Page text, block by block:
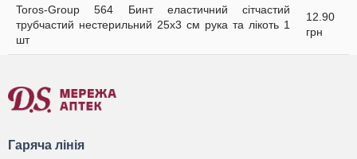
Toros-Group 564 Бинт еластичний сітчастий
трубчастий нестерильний 25х3 см рука та лікоть 1
шт
12.90
грн
Гаряча лінія